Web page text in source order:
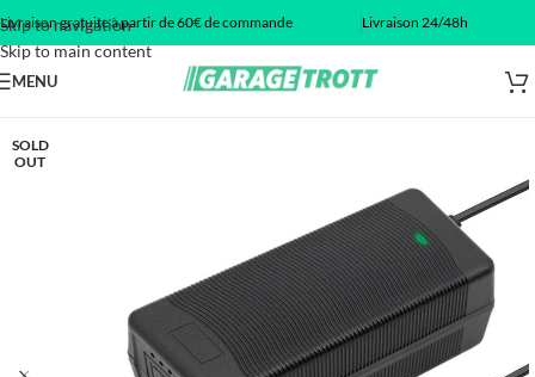
Skip to navigation
Skip to main content
Livraison gratuite à partir de 60€ de commande Livraison 24/48h
MENU
SOLD
OUT